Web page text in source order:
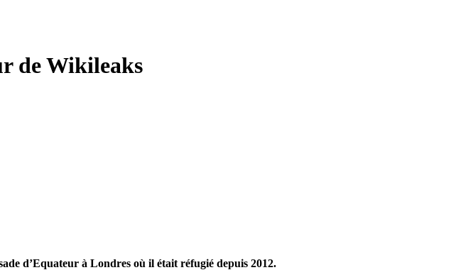
de Wikileaks
d’Equateur à Londres où il était réfugié depuis 2012.